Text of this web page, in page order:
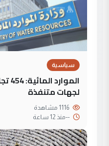
سياسية
لجهات متنفذة
--منذ 12 ساعة